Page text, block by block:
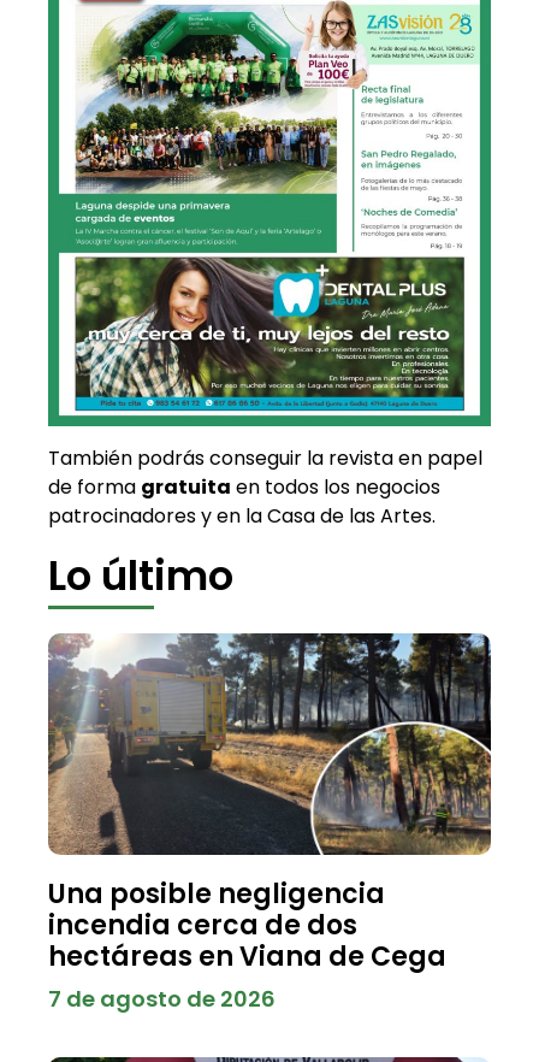
También podrás conseguir la revista en papel
de forma gratuita en todos los negocios
patrocinadores y en la Casa de las Artes.
Lo último
Una posible negligencia
incendia cerca de dos
hectáreas en Viana de Cega
7 de agosto de 2026